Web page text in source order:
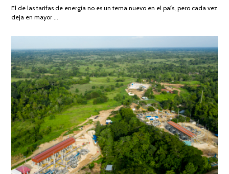
DE
El de las tarifas de energía no es un tema nuevo en el país, pero cada vez
deja en mayor …